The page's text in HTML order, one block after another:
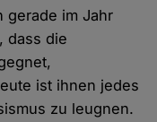
gerade im Jahr
dass die
ist ihnen jedes
zu leugnen.